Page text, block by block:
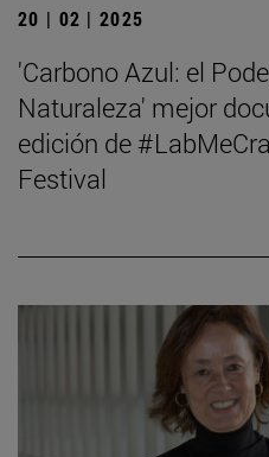
20 | 02 | 2025
'Carbono Azul: el
Naturaleza' mejor
edición de
Festival